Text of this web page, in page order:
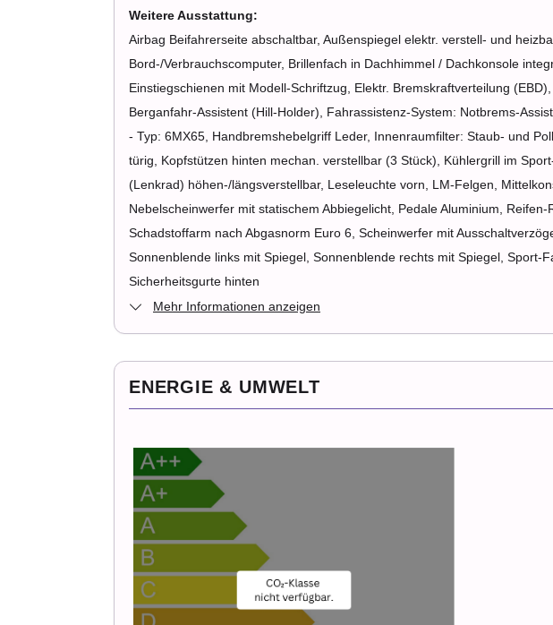
Weitere Ausstattung:
Airbag Beifahrerseite abschaltbar, Außenspiegel elektr. verstell- und
Bord-/Verbrauchscomputer, Brillenfach in Dachhimmel / Dachkonsole
Einstiegschienen mit Modell-Schriftzug, Elektr. Bremskraftverteilung
Berganfahr-Assistent (Hill-Holder), Fahrassistenz-System: Notbrems-
- Typ: 6MX65, Handbremshebelgriff Leder, Innenraumfilter: Staub- und
türig, Kopfstützen hinten mechan. verstellbar (3 Stück), Kühlergrill im
(Lenkrad) höhen-/längsverstellbar, Leseleuchte vorn, LM-Felgen,
Nebelscheinwerfer mit statischem Abbiegelicht, Pedale Aluminium,
Schadstoffarm nach Abgasnorm Euro 6, Scheinwerfer mit
Sonnenblende links mit Spiegel, Sonnenblende rechts mit Spiegel,
Sicherheitsgurte hinten
Mehr Informationen anzeigen
ENERGIE & UMWELT